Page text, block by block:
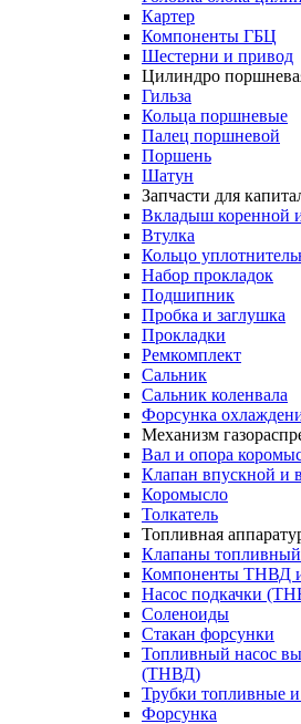
Картер
Компоненты ГБЦ
Шестерни и привод
Цилиндро
Гильза
Кольца поршневые
Палец поршневой
Поршень
Шатун
Запчасти для
Вкладыш коренной
Втулка
Кольцо
Набор прокладок
Подшипник
Пробка и заглушка
Прокладки
Ремкомплект
Сальник
Сальник коленвала
Форсунка
Механизм
Вал и опора
Клапан впускной и
Коромысло
Толкатель
Топливная
Клапаны
Компоненты ТНВД
Насос подкачки
Соленоиды
Стакан форсунки
Топливный насос
(ТНВД)
Трубки топливные
Форсунка